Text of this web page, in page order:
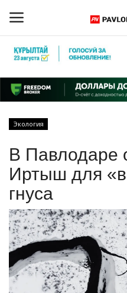
Главная
ПАВЛОДАРСКАЯ ОБЛАСТЬ
КАЗАХСТАН
МИР
СПЕЦПРОЕКТЫ
СПОРТ
Экология
В Павлодаре
Иртыш для
гнуса